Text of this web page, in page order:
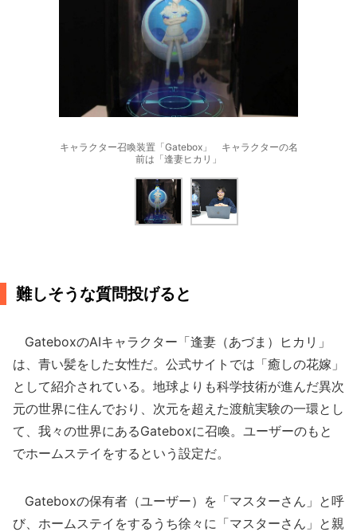
キャラクター召喚装置「Gatebox」 キャラクターの名
前は「逢妻ヒカリ」
難しそうな質問投げると
GateboxのAIキャラクター「逢妻（あづま）ヒカリ」
は、青い髪をした女性だ。公式サイトでは「癒しの花嫁」
として紹介されている。地球よりも科学技術が進んだ異次
元の世界に住んでおり、次元を超えた渡航実験の一環とし
て、我々の世界にあるGateboxに召喚。ユーザーのもと
でホームステイをするという設定だ。
Gateboxの保有者（ユーザー）を「マスターさん」と呼
び、ホームステイをするうち徐々に「マスターさん」と親